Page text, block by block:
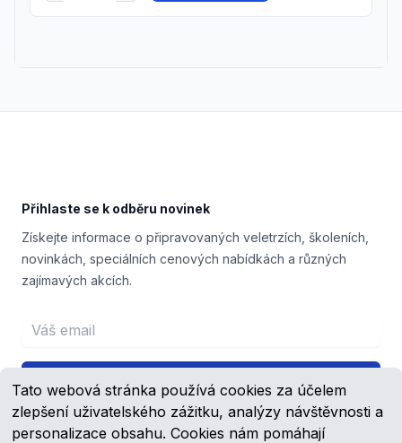
Tato webová stránka používá cookies za účelem
zlepšení uživatelského zážitku, analýzy návštěvnosti a
personalizace obsahu. Cookies nám pomáhají
Přihlaste se k odběru novinek
Získejte informace o připravovaných veletrzích, školeních,
novinkách, speciálních cenových nabídkách a různých
zajímavých akcích.
Email address
Přihlášení